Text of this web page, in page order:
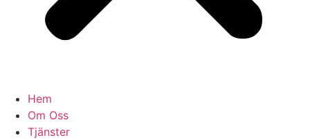
Hem
Om Oss
Tjänster